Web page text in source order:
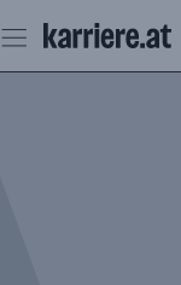
Seiteninhalt
springen